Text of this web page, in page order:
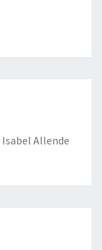
Isabel Allende